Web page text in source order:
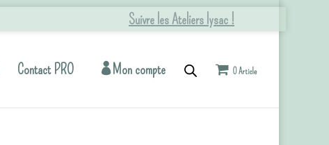
Suivre les Ateliers lysac !
Contact PRO Mon compte 0 Article